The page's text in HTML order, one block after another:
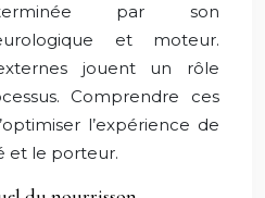
par son
et moteur.
jouent un rôle
Comprendre ces
l’expérience de
et le porteur.